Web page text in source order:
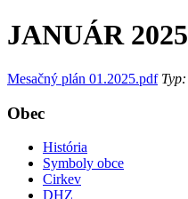
JANUÁR 2025
Mesačný plán 01.2025.pdfTyp:
Obec
História
Symboly obce
Cirkev
DHZ